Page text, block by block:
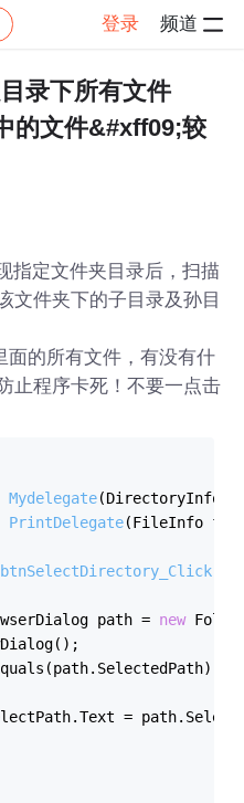
登录 频道
帖子详情
录下所有文件
的文件&#xff09;较
指定文件夹目录后，扫描
文件夹下的子目录及孙目
面的所有文件，有没有什
止程序卡死！不要一点击
Mydelegate(DirectoryInfo
PrintDelegate(FileInfo
btnSelectDirectory_Click
path =
new
=